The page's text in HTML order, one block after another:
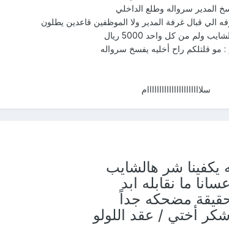
المدير سرواله وطلع الداخلي
الي قبال غرفة المدير ولا الموظفين قاعدين يطلون
ولم من كل واحد 5000 ريال
: مو قلتلكم راح أخليه يفسخ سرواله
سلاااااااااااااااااااااام
يكفينا شر هالشايب
عسانا ما نقابله ابد
مضحكه جداً
أختي / عقد اللولو